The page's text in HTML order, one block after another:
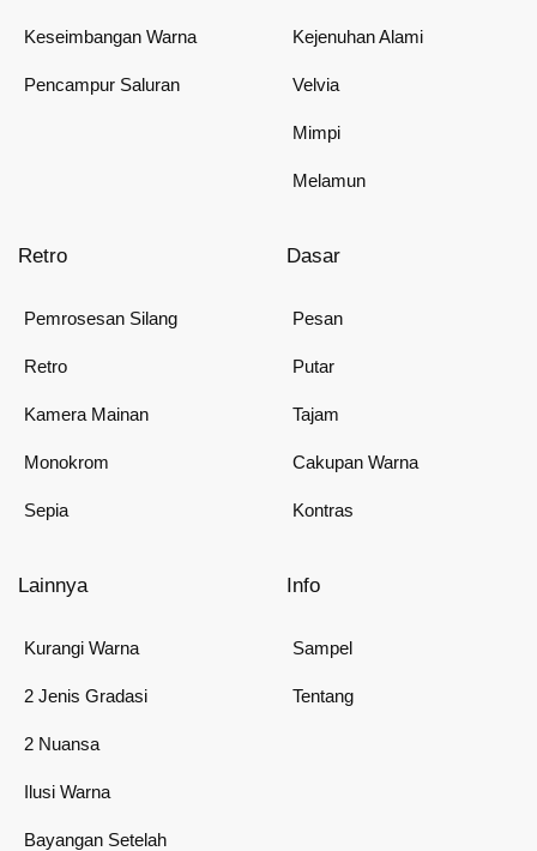
Keseimbangan Warna
Pencampur Saluran
Kejenuhan Alami
Velvia
Mimpi
Melamun
Retro
Pemrosesan Silang
Retro
Kamera Mainan
Monokrom
Sepia
Dasar
Pesan
Putar
Tajam
Cakupan Warna
Kontras
Lainnya
Kurangi Warna
2 Jenis Gradasi
2 Nuansa
Ilusi Warna
Bayangan Setelah
Info
Sampel
Tentang